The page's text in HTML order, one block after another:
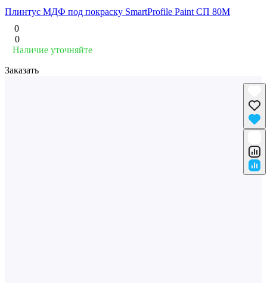
Плинтус МДФ под покраску SmartProfile Paint СП 80М
0
0
Наличие уточняйте
Заказать